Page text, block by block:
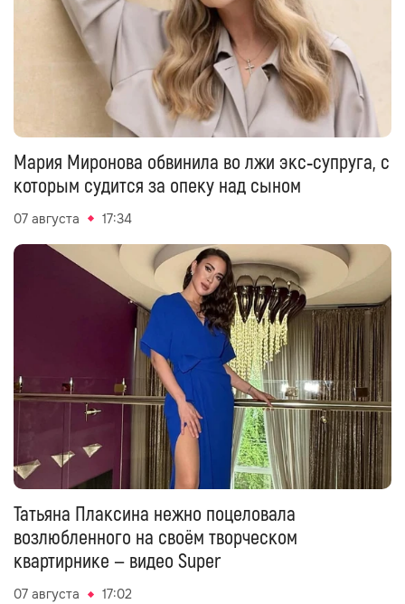
Мария Миронова обвинила во лжи экс‑супруга, с
которым судится за опеку над сыном
07 августа 17:34
Татьяна Плаксина нежно поцеловала
возлюбленного на своём творческом
квартирнике — видео Super
07 августа 17:02